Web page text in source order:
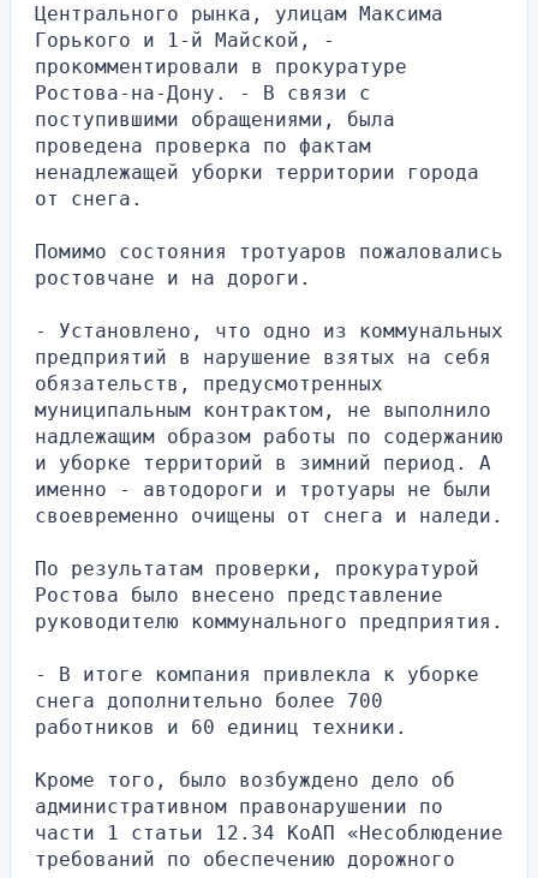
Центрального рынка, улицам Максима
Горького и 1-й Майской, -
прокомментировали в прокуратуре
Ростова-на-Дону. - В связи с
поступившими обращениями, была
проведена проверка по фактам
ненадлежащей уборки территории города
от снега.
Помимо состояния тротуаров пожаловались
ростовчане и на дороги.
- Установлено, что одно из коммунальных
предприятий в нарушение взятых на себя
обязательств, предусмотренных
муниципальным контрактом, не выполнило
надлежащим образом работы по содержанию
и уборке территорий в зимний период. А
именно - автодороги и тротуары не были
своевременно очищены от снега и наледи.
По результатам проверки, прокуратурой
Ростова было внесено представление
руководителю коммунального предприятия.
- В итоге компания привлекла к уборке
снега дополнительно более 700
работников и 60 единиц техники.
Кроме того, было возбуждено дело об
административном правонарушении по
части 1 статьи 12.34 КоАП «Несоблюдение
требований по обеспечению дорожного